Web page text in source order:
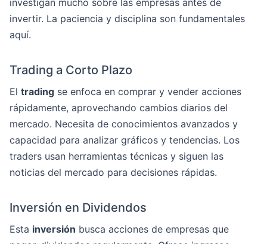
investigan mucho sobre las empresas antes de
invertir. La paciencia y disciplina son fundamentales
aquí.
Trading a Corto Plazo
El trading se enfoca en comprar y vender acciones
rápidamente, aprovechando cambios diarios del
mercado. Necesita de conocimientos avanzados y
capacidad para analizar gráficos y tendencias. Los
traders usan herramientas técnicas y siguen las
noticias del mercado para decisiones rápidas.
Inversión en Dividendos
Esta inversión busca acciones de empresas que